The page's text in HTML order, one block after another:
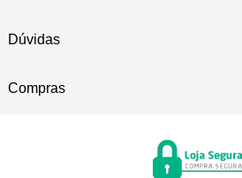
Dúvidas
Compras